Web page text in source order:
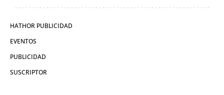
HATHOR PUBLICIDAD
EVENTOS
PUBLICIDAD
SUSCRIPTOR